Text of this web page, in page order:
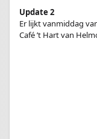
Update 2
Er lijkt vanmiddag
Café ’t Hart van